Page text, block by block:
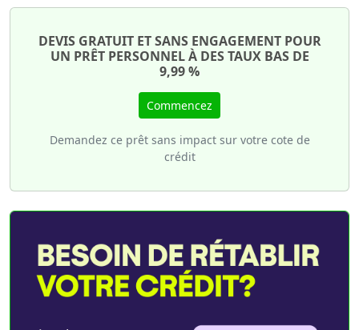
DEVIS GRATUIT ET SANS ENGAGEMENT POUR
UN PRÊT PERSONNEL À DES TAUX BAS DE
9,99 %
Commencez
Demandez ce prêt sans impact sur votre cote de
crédit